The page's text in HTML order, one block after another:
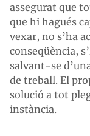
assegurat que
que hi hagués
vexar, no s’ha
conseqüència,
salvant-se
de treball. El
solució a tot
instància.